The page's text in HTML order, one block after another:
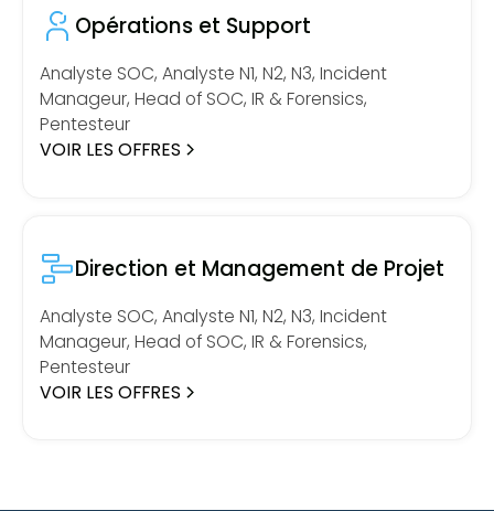
Opérations et Support
Analyste SOC, Analyste N1, N2, N3, Incident
Manageur, Head of SOC, IR & Forensics,
Pentesteur
VOIR LES OFFRES
Direction et Management de Projet
Analyste SOC, Analyste N1, N2, N3, Incident
Manageur, Head of SOC, IR & Forensics,
Pentesteur
VOIR LES OFFRES